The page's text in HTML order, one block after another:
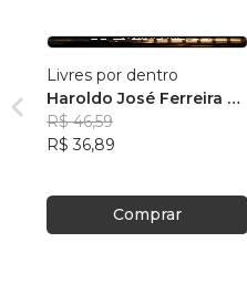
Livres por dentro
Haroldo José Ferreira da
Costa
R$ 46,59
R$ 36,89
Comprar